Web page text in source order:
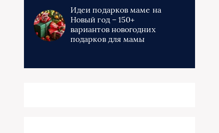
Идеи подарков маме на
Новый год – 150+
вариантов новогодних
подарков для мамы